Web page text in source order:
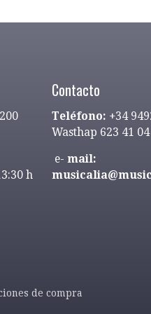
h
Contacto
Teléfono: +34
Wasthap 623 41
e- mail:
de compra